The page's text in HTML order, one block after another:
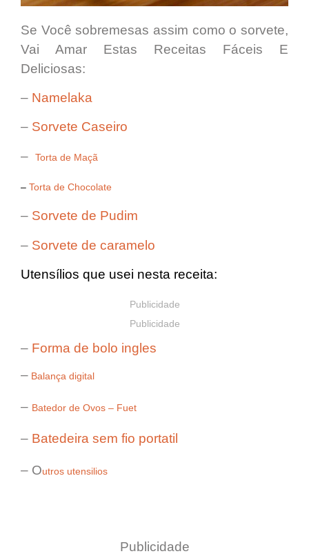
Se Você sobremesas assim como o sorvete,
Vai Amar Estas Receitas Fáceis E
Deliciosas:
– Namelaka
– Sorvete Caseiro
– Torta de Maçã
– Torta de Chocolate
– Sorvete de Pudim
– Sorvete de caramelo
Utensílios que usei nesta receita:
Publicidade
Publicidade
– Forma de bolo ingles
– Balança digital
– Batedor de Ovos – Fuet
– Batedeira sem fio portatil
– Outros utensilios
Publicidade